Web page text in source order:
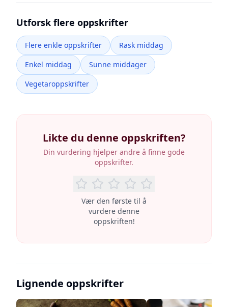
Utforsk flere oppskrifter
Flere enkle oppskrifter
Rask middag
Enkel middag
Sunne middager
Vegetaroppskrifter
Likte du denne oppskriften?
Din vurdering hjelper andre å finne gode
oppskrifter.
Vær den første til å
vurdere denne
oppskriften!
Lignende oppskrifter